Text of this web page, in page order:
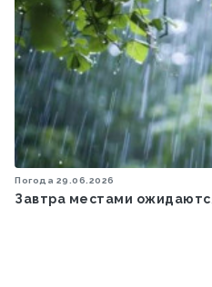
Политика 18.10.2025
Первый вице-президент